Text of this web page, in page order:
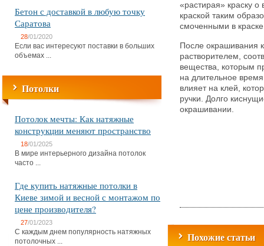
Бетон с доставкой в любую точку
Саратова
28/01/2020
Если вас интересуют поставки в больших
объемах ...
Потолки
Потолок мечты: Как натяжные
конструкции меняют пространство
18/01/2025
В мире интерьерного дизайна потолок
часто ...
Где купить натяжные потолки в
Киеве зимой и весной с монтажом по
цене производителя?
27/01/2023
С каждым днем популярность натяжных
потолочных ...
«растирая» краску
краской таким
смоченными в
После окрашивания
растворителем,
вещества, которым
на длительное время
влияет на клей,
ручки. Долго
окрашивании.
Похожие статьи